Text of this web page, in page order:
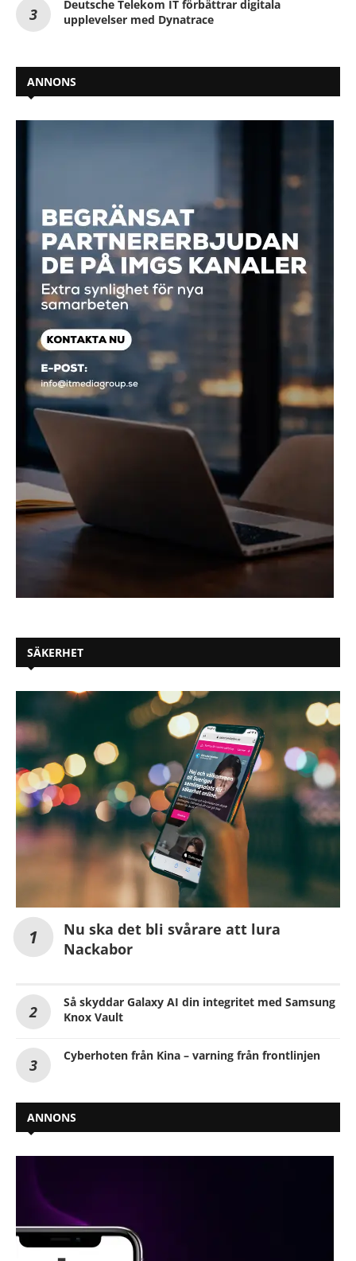
Deutsche Telekom IT förbättrar digitala
upplevelser med Dynatrace
ANNONS
SÄKERHET
Nu ska det bli svårare att lura
Nackabor
Så skyddar Galaxy AI din integritet med Samsung
Knox Vault
Cyberhoten från Kina – varning från frontlinjen
ANNONS